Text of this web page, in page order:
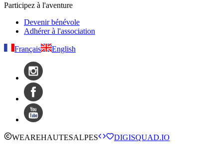
Participez à l'aventure
Devenir bénévole
Adhérer à l'association
Français English
WEAREHAUTESALPES DIGISQUAD.IO